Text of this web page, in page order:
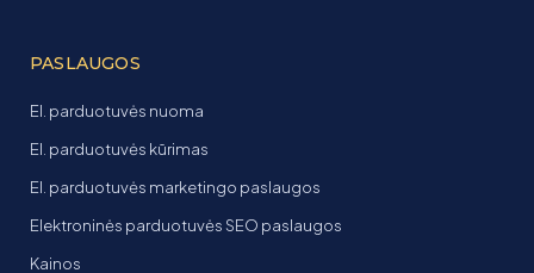
PASLAUGOS
El. parduotuvės nuoma
El. parduotuvės kūrimas
El. parduotuvės marketingo paslaugos
Elektroninės parduotuvės SEO paslaugos
Kainos